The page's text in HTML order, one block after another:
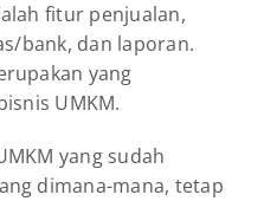
fitur penjualan,
bank, dan laporan.
yang
UMKM.
yang sudah
dimana-mana, tetap